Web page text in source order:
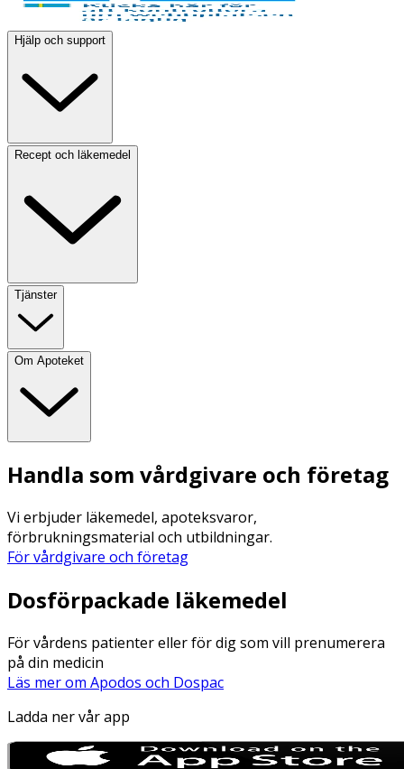
Hjälp och support
Recept och läkemedel
Tjänster
Om Apoteket
Handla som vårdgivare och företag
Vi erbjuder läkemedel, apoteksvaror,
förbrukningsmaterial och utbildningar.
För vårdgivare och företag
Dosförpackade läkemedel
För vårdens patienter eller för dig som vill prenumerera
på din medicin
Läs mer om Apodos och Dospac
Ladda ner vår app